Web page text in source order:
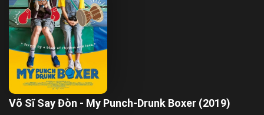
Võ Sĩ Say Đòn - My Punch-Drunk Boxer (2019)